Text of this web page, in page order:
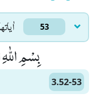
53
بِسْمِ
3.52-53